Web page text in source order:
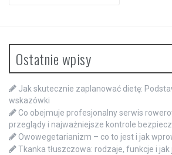
Ostatnie wpisy
Jak skutecznie zaplanować dietę:
wskazówki
Co obejmuje profesjonalny serwis
przeglądy i najważniejsze kontrole
Owowegetarianizm – co to jest i jak
Tkanka tłuszczowa: rodzaje, funkcje i